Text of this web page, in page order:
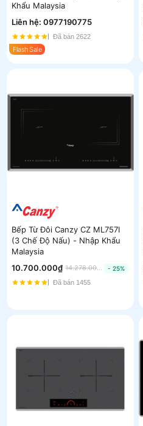
Khẩu Malaysia
Liên hệ: 0977190775
Đã bán 2622
Flash Sale
Bếp Từ Đôi Canzy CZ ML757I
(3 Chế Độ Nấu) - Nhập Khẩu
Malaysia
10.700.000₫
- 25%
Đã bán 1455